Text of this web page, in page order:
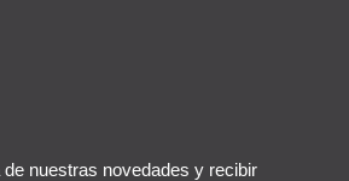
nuestras novedades y recibir